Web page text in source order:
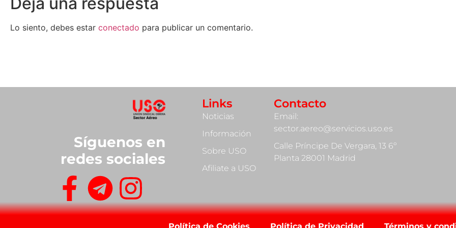
Lo siento, debes estar conectado para publicar un comentario.
Síguenos en
redes sociales
Links
Noticias
Información
Sobre USO
Afiliate a USO
Contacto
Email:
sector.aereo@servicios.uso.es
Calle Príncipe De Vergara, 13 6º
Planta 28001 Madrid